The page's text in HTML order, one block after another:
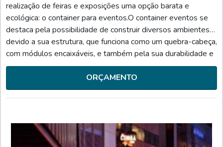
realização de feiras e exposições uma opção barata e
ecológica: o container para eventos.O container eventos se
destaca pela possibilidade de construir diversos ambientes
devido a sua estrutura, que funciona como um quebra-cabeça,
com módulos encaixáveis, e também pela sua durabilidade e
resistência, uma vez que os materiais do container eventos
são feitos, basicamente, de metal.VANTAGENS
IMPORTANTES SOBRE O PRODUTOAbaixo, é possível
verificar q
ORÇAMENTO